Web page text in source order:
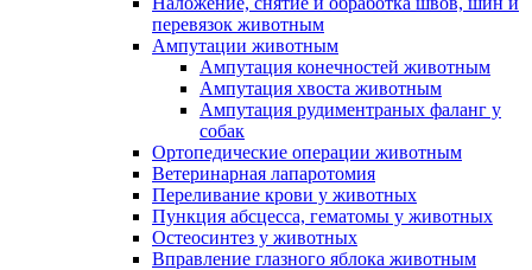
перевязок животным
Ампутации животным
Ампутация конечностей животным
Ампутация хвоста животным
Ампутация рудиментраных фаланг у
собак
Ортопедические операции животным
Ветеринарная лапаротомия
Переливание крови у животных
Пункция абсцесса, гематомы у животных
Остеосинтез у животных
Вправление глазного яблока животным